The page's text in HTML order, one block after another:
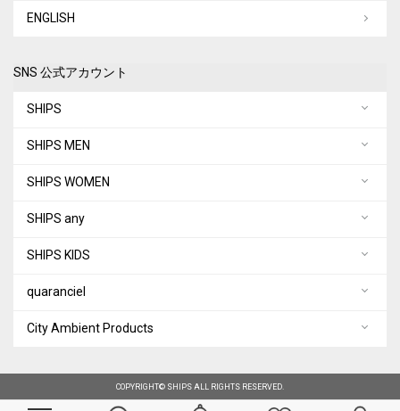
ENGLISH
SNS 公式アカウント
SHIPS
SHIPS MEN
SHIPS WOMEN
SHIPS any
SHIPS KIDS
quaranciel
City Ambient Products
COPYRIGHT© SHIPS ALL RIGHTS RESERVED.